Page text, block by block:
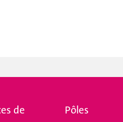
de
Pôles